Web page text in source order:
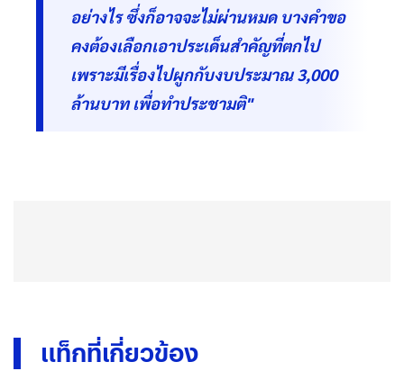
อย่างไร ซึ่งก็อาจจะไม่ผ่านหมด บางคำขอ
คงต้องเลือกเอาประเด็นสำคัญที่ตกไป
เพราะมีเรื่องไปผูกกับงบประมาณ 3,000
ล้านบาท เพื่อทำประชามติ"
แท็กที่เกี่ยวข้อง